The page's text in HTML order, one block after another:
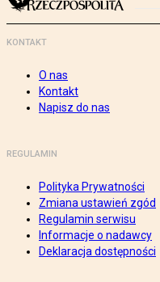
KONTAKT
O nas
Kontakt
Napisz do nas
REGULAMIN
Polityka Prywatności
Zmiana ustawień zgód
Regulamin serwisu
Informacje o nadawcy
Deklaracja dostępności